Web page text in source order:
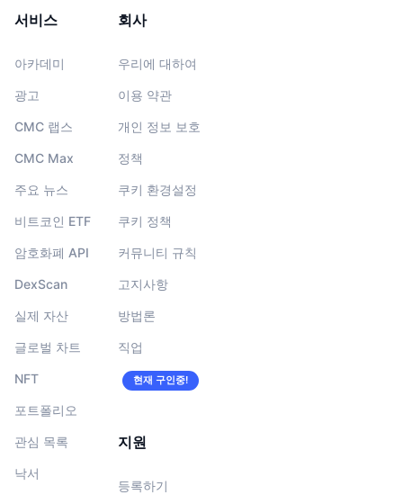
서비스
아카데미
광고
CMC 랩스
CMC Max
주요 뉴스
비트코인 ETF
암호화폐 API
DexScan
실제 자산
글로벌 차트
NFT
포트폴리오
관심 목록
낙서
회사
우리에 대하여
이용 약관
개인 정보 보호
정책
쿠키 환경설정
쿠키 정책
커뮤니티 규칙
고지사항
방법론
직업
현재 구인중!
지원
등록하기